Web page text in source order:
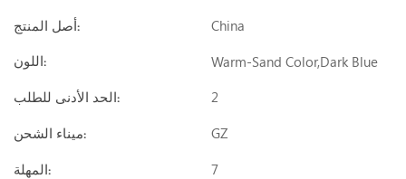
أصل المنتج: China
اللون: Warm-Sand Color,dark Blue
الحد الأدنى للطلب: 2
ميناء الشحن: GZ
المهلة: 7